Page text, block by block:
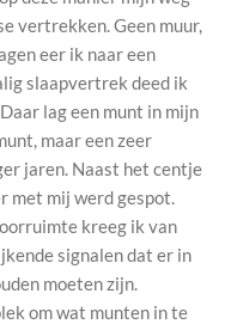
vertrekken. Geen muur,
eer ik naar een
slaapvertrek deed ik
lag een munt in mijn
maar een zeer
jaren. Naast het centje
met mij werd gespot.
kreeg ik van
signalen dat er in
moeten zijn.
om wat munten in te